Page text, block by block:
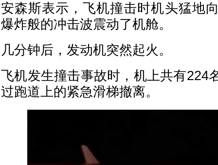
安森斯表示，飞机撞击时机头猛地
爆炸般的冲击波震动了机舱。
几分钟后，发动机突然起火。
飞机发生撞击事故时，机上共有224
过跑道上的紧急滑梯撤离。